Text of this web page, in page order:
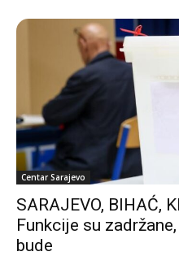
Centar Sarajevo
SARAJEVO, BIHAĆ,
Funkcije su
bude